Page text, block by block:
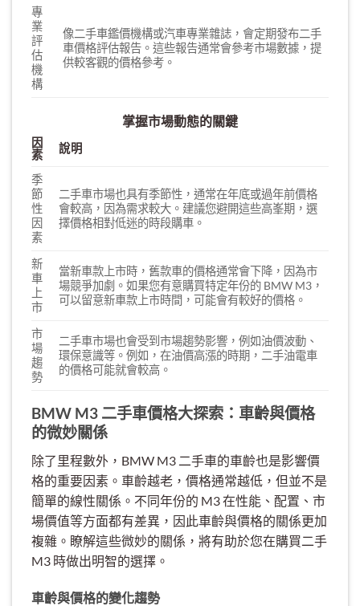
專
業
評
估
機
構
像二手車鑑價機構或汽車專業雜誌，會定期發布二手
車價格評估報告。這些報告通常會參考市場數據，提
供較客觀的價格參考。
掌握市場動態的關鍵
因
素
說明
季
節
性
因
素
二手車市場也具有季節性，通常在年底或過年前價格
會較高，因為需求較大。建議您避開這些高峯期，選
擇價格相對低迷的時段購車。
新
車
上
市
當新車款上市時，舊款車的價格通常會下降，因為市
場競爭加劇。如果您有意購買特定年份的 BMW M3，
可以留意新車款上市時間，可能會有較好的價格。
市
場
趨
勢
二手車市場也會受到市場趨勢影響，例如油價波動、
環保意識等。例如，在油價高漲的時期，二手油電車
的價格可能就會較高。
BMW M3 二手車價格大探索：車齡與價格
的微妙關係
除了里程數外，BMW M3 二手車的車齡也是影響價
格的重要因素。車齡越老，價格通常越低，但並不是
簡單的線性關係。不同年份的 M3 在性能、配置、市
場價值等方面都有差異，因此車齡與價格的關係更加
複雜。瞭解這些微妙的關係，將有助於您在購買二手
M3 時做出明智的選擇。
車齡與價格的變化趨勢